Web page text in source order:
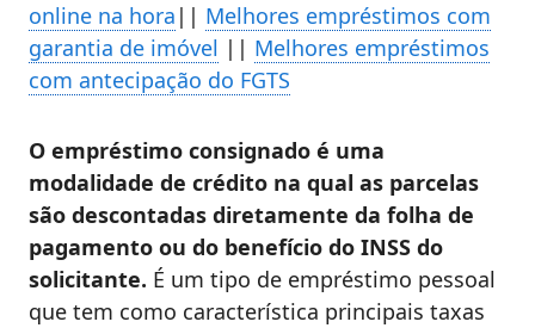
online na hora || Melhores empréstimos com
garantia de imóvel || Melhores empréstimos
com antecipação do FGTS
O empréstimo consignado é uma
modalidade de crédito na qual as parcelas
são descontadas diretamente da folha de
pagamento ou do benefício do INSS do
solicitante. É um tipo de empréstimo pessoal
que tem como característica principais taxas